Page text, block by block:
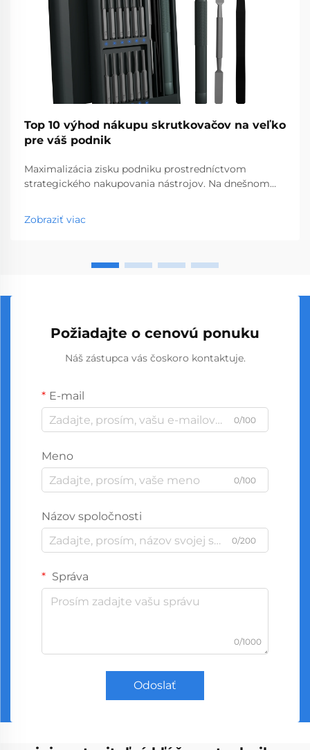
Top 10 výhod nákupu skrutkovačov na veľko
pre váš podnik
Maximalizácia zisku podniku prostredníctvom
strategického nakupovania nástrojov. Na dnešnom
materiálmi môžu múdre rozhodnutia týkajúce sa
nákupu výrazne ovplyvniť vašu ziskovosť. Nákup
Zobraziť viac
Požiadajte o cenovú ponuku
Náš zástupca vás čoskoro kontaktuje.
E-mail
0/100
Meno
0/100
Názov spoločnosti
0/200
Správa
0/1000
Odoslať